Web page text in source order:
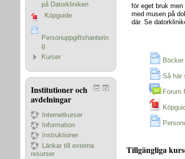
för eget bruk
med musen på
där. Se
Så här
Forum
Tillgängliga
på Datorkliniken
Köpguide
Personuppgiftshanterin
g
Kurser
Institutioner och
avdelningar
Internetkurser
Information
Instruktioner
Länkar till externa
resurser